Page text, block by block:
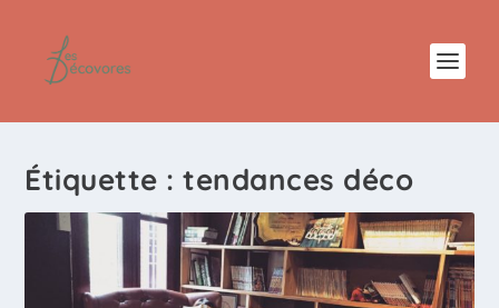
Étiquette :tendances déco